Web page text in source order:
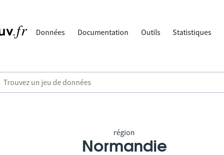
Données Documentation Outils Statistiques
région
Normandie